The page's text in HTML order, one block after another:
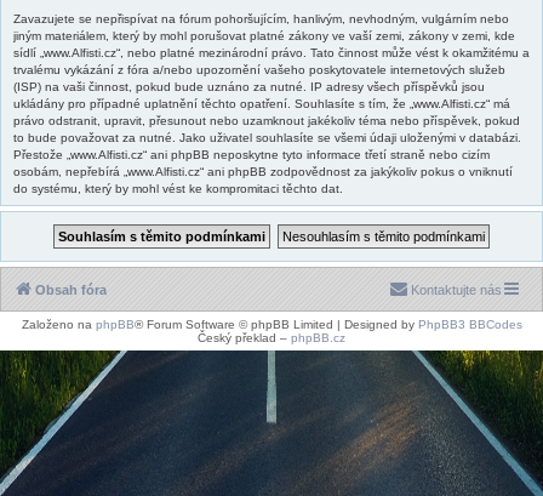
Zavazujete se nepřispívat na fórum pohoršujícím, hanlivým, nevhodným, vulgárním nebo
jiným materiálem, který by mohl porušovat platné zákony ve vaší zemi, zákony v zemi, kde
sídlí „www.Alfisti.cz“, nebo platné mezinárodní právo. Tato činnost může vést k okamžitému a
trvalému vykázání z fóra a/nebo upozornění vašeho poskytovatele internetových služeb
(ISP) na vaši činnost, pokud bude uznáno za nutné. IP adresy všech příspěvků jsou
ukládány pro případné uplatnění těchto opatření. Souhlasíte s tím, že „www.Alfisti.cz“ má
právo odstranit, upravit, přesunout nebo uzamknout jakékoliv téma nebo příspěvek, pokud
to bude považovat za nutné. Jako uživatel souhlasíte se všemi údaji uloženými v databázi.
Přestože „www.Alfisti.cz“ ani phpBB neposkytne tyto informace třetí straně nebo cizím
osobám, nepřebírá „www.Alfisti.cz“ ani phpBB zodpovědnost za jakýkoliv pokus o vniknutí
do systému, který by mohl vést ke kompromitaci těchto dat.
Obsah fóra Kontaktujte nás
Založeno na phpBB® Forum Software © phpBB Limited | Designed by PhpBB3 BBCodes
Český překlad – phpBB.cz